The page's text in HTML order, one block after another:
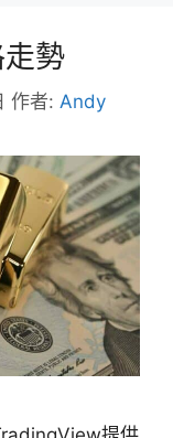
勢
作者: Andy